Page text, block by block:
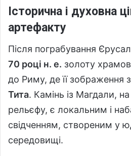
Історична і духовна
артефакту
Після пограбування
70 році н. е. золоту
до Риму, де її зображення
Тита. Камінь із Магдали, на
рельєфу, є локальним і
свідченням, створеним у
середовищі.